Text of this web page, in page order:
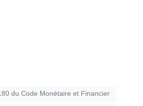
du Code Monétaire et Financier